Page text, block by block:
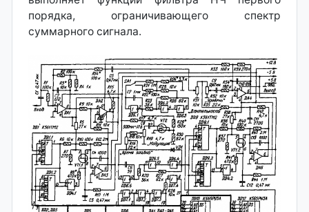
порядка, ограничивающего спектр
суммарного сигнала.